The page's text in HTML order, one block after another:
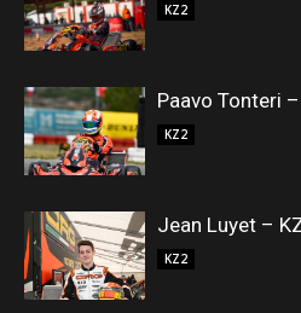
KZ2
Paavo Tonteri
KZ2
Jean Luyet –
KZ2